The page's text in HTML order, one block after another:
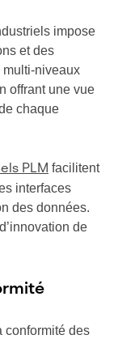
impose
et des
niveaux
offrant une vue
chaque
PLM facilitent
interfaces
des données.
de
conformité des